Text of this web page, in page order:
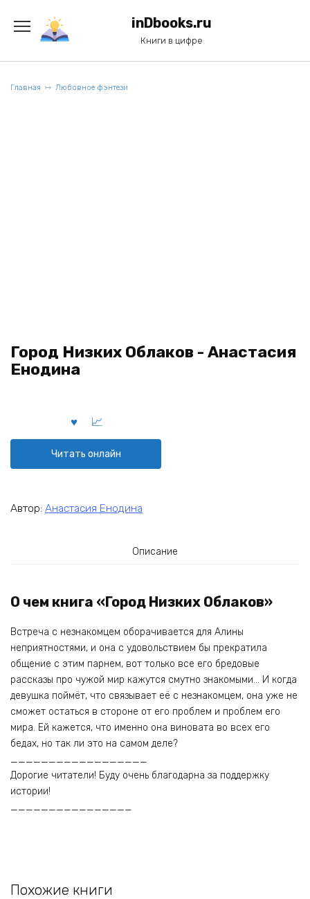
содержанию
inDbooks.ru
Книги в цифре
Главная Любовное фэнтези
Город Низких Облаков - Анастасия
Енодина
Читать онлайн
Автор: Анастасия Енодина
Описание
О чем книга «Город Низких Облаков»
Встреча с незнакомцем оборачивается для Алины
неприятностями, и она с удовольствием бы прекратила
общение с этим парнем, вот только все его бредовые
рассказы про чужой мир кажутся смутно знакомыми… И когда
девушка поймёт, что связывает её с незнакомцем, она уже не
сможет остаться в стороне от его проблем и проблем его
мира. Ей кажется, что именно она виновата во всех его
бедах, но так ли это на самом деле?
__________________
Дорогие читатели! Буду очень благодарна за поддержку
истории!
________________
Похожие книги